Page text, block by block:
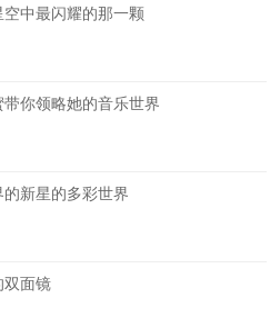
中最闪耀的那一颗
你领略她的音乐世界
新星的多彩世界
面镜